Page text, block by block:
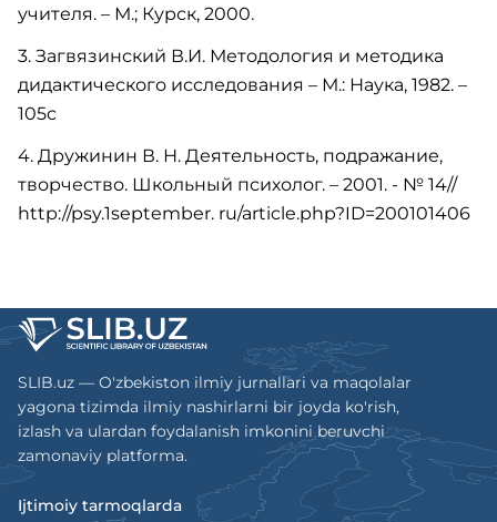
учителя. – М.; Курск, 2000.
3. Загвязинский В.И. Методология и методика
дидактического исследования – М.: Наука, 1982. –
105с
4. Дружинин В. Н. Деятельность, подражание,
творчество. Школьный психолог. – 2001. - № 14//
http://psy.1september. ru/article.php?ID=200101406
SLIB.uz — O'zbekiston ilmiy jurnallari va maqolalar
yagona tizimda ilmiy nashirlarni bir joyda ko'rish,
izlash va ulardan foydalanish imkonini beruvchi
zamonaviy platforma.
Ijtimoiy tarmoqlarda